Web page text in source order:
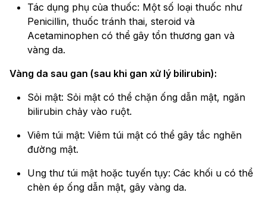
Tác dụng phụ của thuốc: Một số loại thuốc như
Penicillin, thuốc tránh thai, steroid và
Acetaminophen có thể gây tổn thương gan và
vàng da.
Vàng da sau gan (sau khi gan xử lý bilirubin):
Sỏi mật: Sỏi mật có thể chặn ống dẫn mật, ngăn
bilirubin chảy vào ruột.
Viêm túi mật: Viêm túi mật có thể gây tắc nghẽn
đường mật.
Ung thư túi mật hoặc tuyến tụy: Các khối u có thể
chèn ép ống dẫn mật, gây vàng da.